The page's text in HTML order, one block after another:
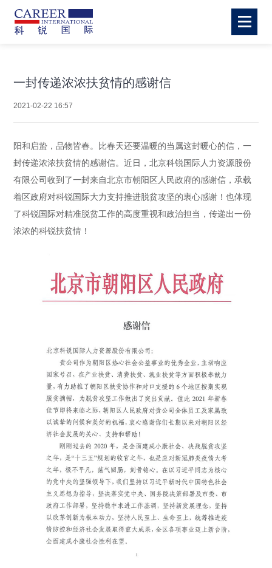
一封传递浓浓扶贫情的感谢信
2021-02-22 16:57
阳和启蛰，品物皆春。比春天还要温暖的当属这封暖心的信，一
封传递浓浓扶贫情的感谢信。近日，北京科锐国际人力资源股份
有限公司收到了一封来自北京市朝阳区人民政府的感谢信，承载
着区政府对科锐国际大力支持推进脱贫攻坚的衷心感谢！也体现
了科锐国际对精准脱贫工作的高度重视和政治担当，传递出一份
浓浓的科锐扶贫情！